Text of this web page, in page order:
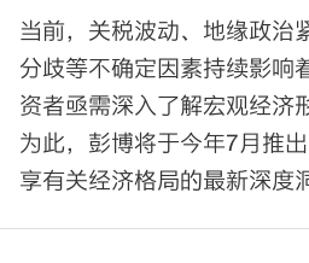
当前，关税波动、地缘政治
分歧等不确定因素持续影响
资者亟需深入了解宏观经济
为此，彭博将于今年7月推
享有关经济格局的最新深度